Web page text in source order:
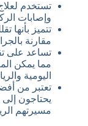
تستخدم
وإصابات
تتميز بأنها
مقارنة
تساعد على
مما يمكن
اليومية
تعتبر من
يحتاجون إلى
مسيرتهم